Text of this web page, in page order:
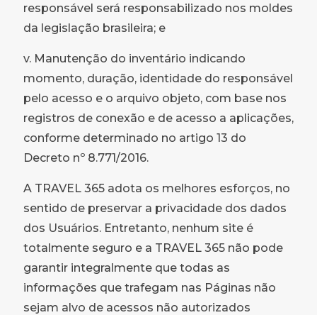
responsável será responsabilizado nos moldes
da legislação brasileira; e
v. Manutenção do inventário indicando
momento, duração, identidade do responsável
pelo acesso e o arquivo objeto, com base nos
registros de conexão e de acesso a aplicações,
conforme determinado no artigo 13 do
Decreto nº 8.771/2016.
A TRAVEL 365 adota os melhores esforços, no
sentido de preservar a privacidade dos dados
dos Usuários. Entretanto, nenhum site é
totalmente seguro e a TRAVEL 365 não pode
garantir integralmente que todas as
informações que trafegam nas Páginas não
sejam alvo de acessos não autorizados